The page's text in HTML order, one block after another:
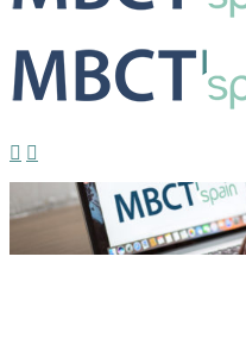
Curso MBCT online México
12-21T16:43:29+01:00